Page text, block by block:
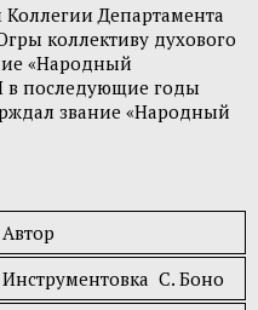
Департамента
коллективу духового
«Народный
в последующие годы
звание «Народный
Автор
Инструментовка С. Боно